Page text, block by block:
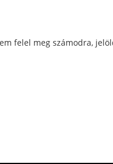
felel meg számodra,